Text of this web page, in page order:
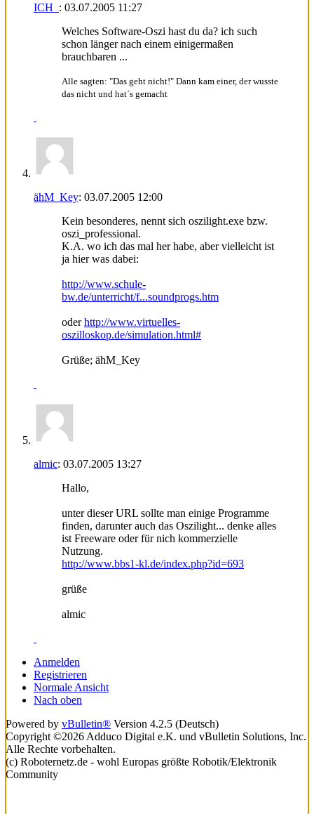
ICH_ : 03.07.2005 11:27
Welches Software-Oszi hast du da? ich such
schon länger nach einem einigermaßen
brauchbaren ...
Alle sagten: "Das geht nicht!" Dann kam einer, der wusste
das nicht und hat´s gemacht
ähM_Key: 03.07.2005 12:00
Kein besonderes, nennt sich oszilight.exe bzw.
oszi_professional.
K.A. wo ich das mal her habe, aber vielleicht ist
ja hier was dabei:
http://www.schule-
bw.de/unterricht/f...soundprogs.htm
oderhttp://www.virtuelles-
oszilloskop.de/simulation.html#
Grüße; ähM_Key
almic: 03.07.2005 13:27
Hallo,
unter dieser URL sollte man einige Programme
finden, darunter auch das Oszilight... denke alles
ist Freeware oder für nich kommerzielle
Nutzung.
http://www.bbs1-kl.de/index.php?id=693
grüße
almic
Anmelden
Registrieren
Normale Ansicht
Nach oben
Powered by vBulletin® Version 4.2.5 (Deutsch)
Copyright ©2026 Adduco Digital e.K. und vBulletin Solutions, Inc.
Alle Rechte vorbehalten.
(c) Roboternetz.de - wohl Europas größte Robotik/Elektronik
Community